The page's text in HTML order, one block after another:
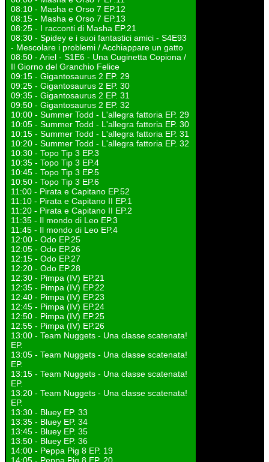
08:10 - Masha e Orso 7 EP.12
08:15 - Masha e Orso 7 EP.13
08:25 - I racconti di Masha EP.21
08:30 - Spidey e i suoi fantastici amici - S4E93
- Mescolare i problemi / Acchiappare un gatto
08:50 - Ariel - S1E6 - Una Cuginetta Copiona /
Il Giorno del Granchio Felice
09:15 - Gigantosaurus 2 EP. 29
09:25 - Gigantosaurus 2 EP. 30
09:35 - Gigantosaurus 2 EP. 31
09:50 - Gigantosaurus 2 EP. 32
10:00 - Summer Todd - L'allegra fattoria EP. 29
10:05 - Summer Todd - L'allegra fattoria EP. 30
10:15 - Summer Todd - L'allegra fattoria EP. 31
10:20 - Summer Todd - L'allegra fattoria EP. 32
10:30 - Topo Tip 3 EP.3
10:35 - Topo Tip 3 EP.4
10:45 - Topo Tip 3 EP.5
10:50 - Topo Tip 3 EP.6
11:00 - Pirata e Capitano EP.52
11:10 - Pirata e Capitano II EP.1
11:20 - Pirata e Capitano II EP.2
11:35 - Il mondo di Leo EP.3
11:45 - Il mondo di Leo EP.4
12:00 - Odo EP.25
12:05 - Odo EP.26
12:15 - Odo EP.27
12:20 - Odo EP.28
12:30 - Pimpa (IV) EP.21
12:35 - Pimpa (IV) EP.22
12:40 - Pimpa (IV) EP.23
12:45 - Pimpa (IV) EP.24
12:50 - Pimpa (IV) EP.25
12:55 - Pimpa (IV) EP.26
13:00 - Team Nuggets - Una classe scatenata!
EP.
13:05 - Team Nuggets - Una classe scatenata!
EP.
13:15 - Team Nuggets - Una classe scatenata!
EP.
13:20 - Team Nuggets - Una classe scatenata!
EP.
13:30 - Bluey EP. 33
13:35 - Bluey EP. 34
13:45 - Bluey EP. 35
13:50 - Bluey EP. 36
14:00 - Peppa Pig 8 EP. 19
14:05 - Peppa Pig 8 EP. 20